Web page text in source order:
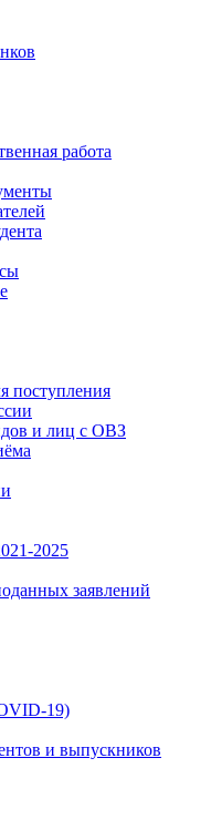
работа
поступления
и лиц с ОВЗ
2025
заявлений
19)
и выпускников